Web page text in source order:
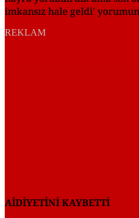
imkansız hale geldi'
REKLAM
AİDİYETİNİ KAYBETTİ